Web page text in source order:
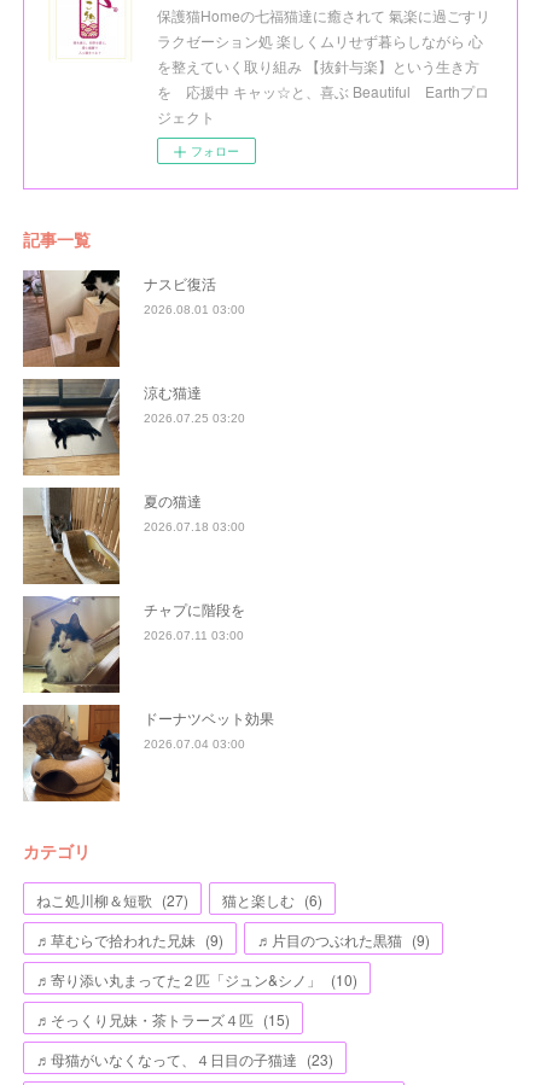
保護猫Homeの七福猫達に癒されて 氣楽に過ごすリ
ラクゼーション処 楽しくムリせず暮らしながら 心
を整えていく取り組み 【抜針与楽】という生き方
を 応援中 キャッ☆と、喜ぶ Beautiful Earthプロ
ジェクト
フォロー
記事一覧
ナスビ復活
2026.08.01 03:00
涼む猫達
2026.07.25 03:20
夏の猫達
2026.07.18 03:00
チャプに階段を
2026.07.11 03:00
ドーナツベット効果
2026.07.04 03:00
カテゴリ
ねこ処川柳＆短歌 (27) 猫と楽しむ (6)
♬草むらで拾われた兄妹 (9) ♬片目のつぶれた黒猫 (9)
♬寄り添い丸まってた２匹「ジュン&シノ」
(10)
♬そっくり兄妹・茶トラーズ４匹 (15)
♬母猫がいなくなって、４日目の子猫達 (23)